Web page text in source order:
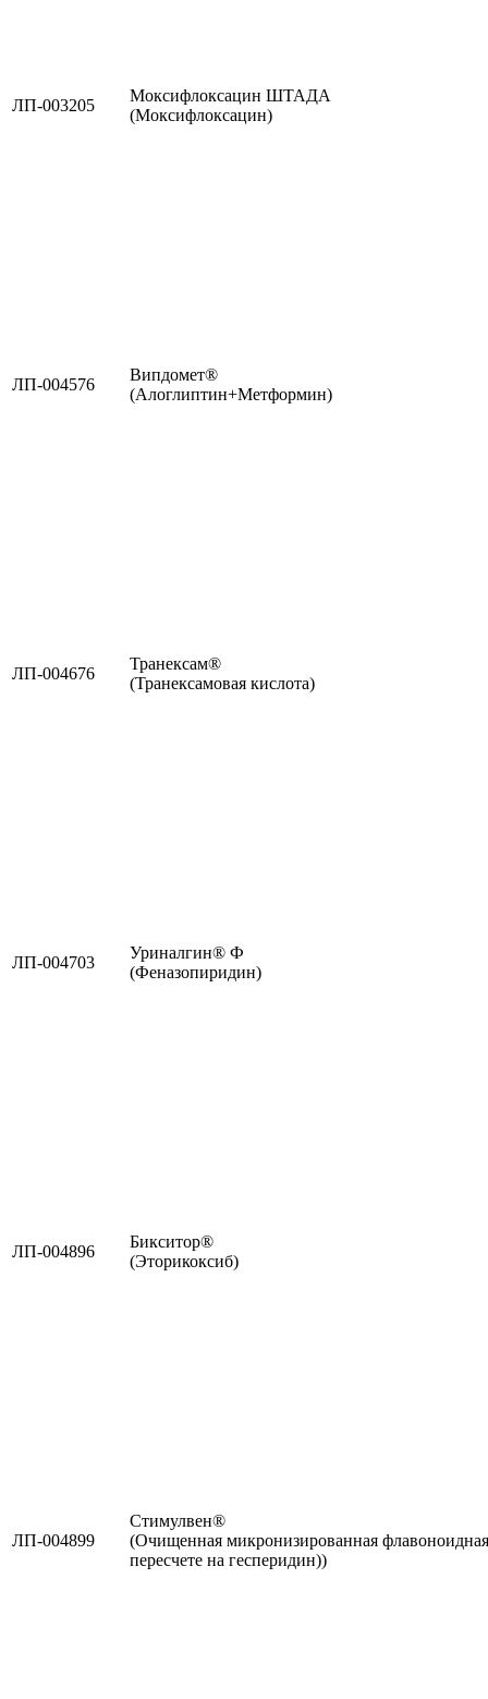
ЛП-003205
Моксифлоксацин ШТАДА
(Моксифлоксацин)
ЛП-004576
Випдомет®
(Алоглиптин+Метформин)
ЛП-004676
Транексам®
(Транексамовая кислота)
ЛП-004703
Уриналгин® Ф
(Феназопиридин)
ЛП-004896
Бикситор®
(Эторикоксиб)
ЛП-004899
Стимулвен®
(Очищенная микронизированная
пересчете на гесперидин))